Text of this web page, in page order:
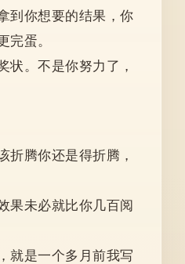
到你想要的结果，你
完蛋。
状。不是你努力了，
折腾你还是得折腾，
果未必就比你几百阅
就是一个多月前我写